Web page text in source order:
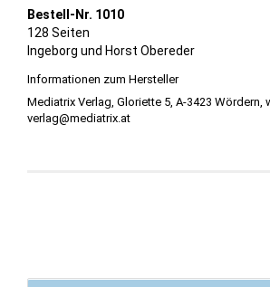
Bestell-Nr. 1010
128 Seiten
Ingeborg und Horst Obereder
Mediatrix Verlag, Gloriette 5, A-3423 Wördern,
verlag@mediatrix.at